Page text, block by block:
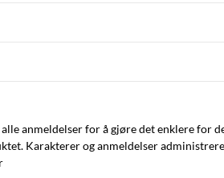
W
AU)
anmeldelser for å gjøre det enklere for
Karakterer og anmeldelser